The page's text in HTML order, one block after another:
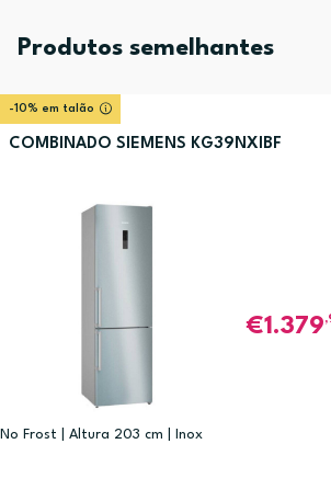
Produtos semelhantes
-10% em talão
COMBINADO SIEMENS KG39NXIBF
No Frost | Altura 203 cm | Inox
1.379